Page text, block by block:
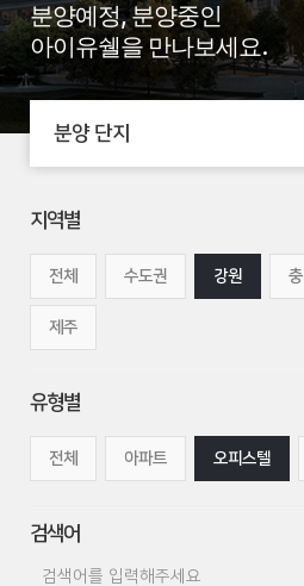
분양예정, 분양중인
아이유쉘을 만나보세요.
분양 단지
지역별
전체 수도권 강원
제주
유형별
전체 아파트 오피스텔
검색어